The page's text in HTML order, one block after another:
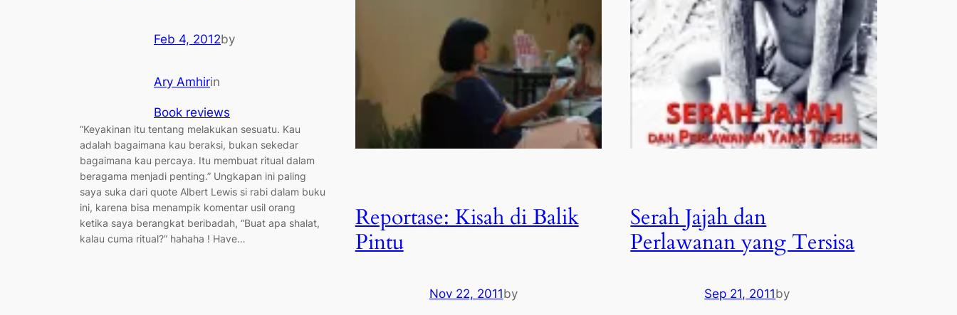
Feb 4, 2012by
Ary Amhirin
Book reviews
“Keyakinan itu tentang melakukan sesuatu. Kau
adalah bagaimana kau beraksi, bukan sekedar
bagaimana kau percaya. Itu membuat ritual dalam
beragama menjadi penting.” Ungkapan ini paling
saya suka dari quote Albert Lewis si rabi dalam buku
ini, karena bisa menampik komentar usil orang
ketika saya berangkat beribadah, “Buat apa shalat,
kalau cuma ritual?” hahaha ! Have…
Reportase: Kisah di Balik
Pintu
Nov 22, 2011by
Serah Jajah dan
Perlawanan yang Tersisa
Sep 21, 2011by